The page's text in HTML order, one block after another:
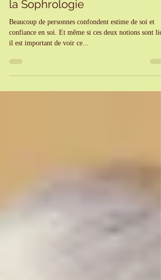
comment la développer avec
la Sophrologie
Beaucoup de personnes confondent estime de soi et
il est important de voir ce...